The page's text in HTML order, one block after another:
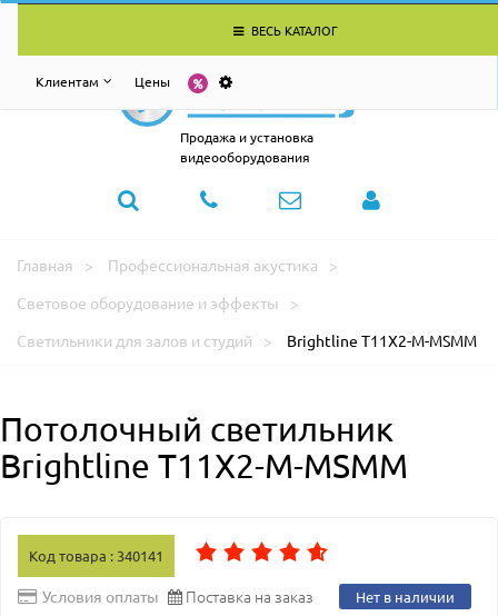
ВЕСЬ КАТАЛОГ
Клиентам Цены
Продажа и установка
видеооборудования
Главная
Профессиональная акустика
Световое оборудование и эффекты
Светильники для залов и студий
Brightline T11X2-M-MSMM
Потолочный светильник
Brightline T11X2-M-MSMM
Код товара : 340141
Условия оплаты Поставка на заказ Нет в наличии